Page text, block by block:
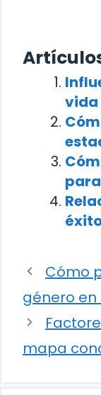
Cómo
género en
mapa